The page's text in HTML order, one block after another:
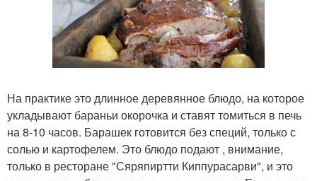
На практике это длинное деревянное блюдо, на которое
укладывают бараньи окорочка и ставят томиться в печь
на 8-10 часов. Барашек готовится без специй, только с
солью и картофелем. Это блюдо подают , внимание,
только в ресторане "Сяряпиртти Киппурасарви", и это